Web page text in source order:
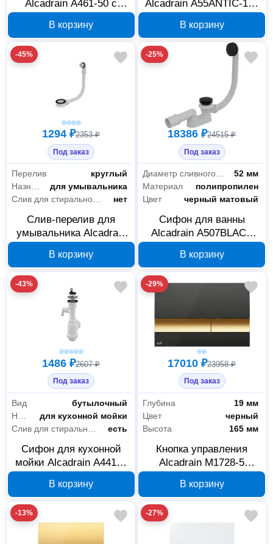
Alcadrain A461-50 с
В корзину
Alcadrain A55ANTIC-100
В корзину
-45%
1294 ₽2353 ₽
Под заказ
Перелив
круглый
для умывальника
нет
Слив-перелив для
умывальника Alcadrain
В корзину
-25%
18386 ₽24515 ₽
Под заказ
Диаметр сливного отверстия
52 мм
Материал
полипропилен
Цвет
черный матовый
Сифон для ванны
Alcadrain A507BLACK
матовый
В корзину
-43%
1486 ₽2607 ₽
Под заказ
Вид
бутылочный
для кухонной мойки
есть
Сифон для кухонной
мойки Alcadrain A441P-
отводом
В корзину
-29%
17010 ₽23958 ₽
Под заказ
Глубина
19 мм
Цвет
черный
Высота
165 мм
Кнопка управления
Alcadrain M1728-5
В корзину
-13% -27%